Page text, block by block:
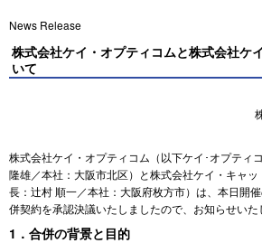
News Release
株式会社ケイ・オプティコムと株式会社ケ
いて
株式会社ケイ・オプティコム（以下ケイ･オプティ
隆雄／本社：大阪市北区）と株式会社ケイ・キャ
長：辻村 順一／本社：大阪府枚方市）は、本日開
併契約を承認決議いたしましたので、お知らせいた
1．合併の背景と目的